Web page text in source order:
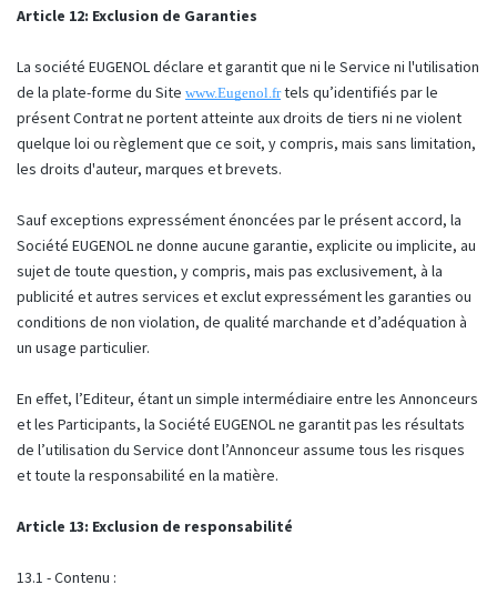
Article 12: Exclusion de Garanties
La société EUGENOL déclare et garantit que ni le Service ni l'utilisation
de la plate-forme du Site www.Eugenol.frtels qu’identifiés par le
présent Contrat ne portent atteinte aux droits de tiers ni ne violent
quelque loi ou règlement que ce soit, y compris, mais sans limitation,
les droits d'auteur, marques et brevets.
Sauf exceptions expressément énoncées par le présent accord, la
Société EUGENOL ne donne aucune garantie, explicite ou implicite, au
sujet de toute question, y compris, mais pas exclusivement, à la
publicité et autres services et exclut expressément les garanties ou
conditions de non violation, de qualité marchande et d’adéquation à
un usage particulier.
En effet, l’Editeur, étant un simple intermédiaire entre les Annonceurs
et les Participants, la Société EUGENOL ne garantit pas les résultats
de l’utilisation du Service dont l’Annonceur assume tous les risques
et toute la responsabilité en la matière.
Article 13: Exclusion de responsabilité
13.1 - Contenu :